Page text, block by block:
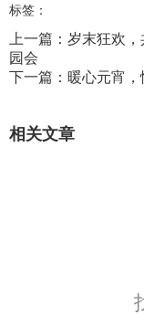
标签：
上一篇： 岁末狂欢
园会
下一篇： 暖心元宵
相关文章